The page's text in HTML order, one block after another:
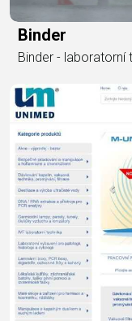
Binder
Binder - laboratorní